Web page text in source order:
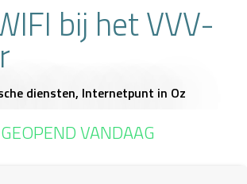
bij het VVV-
diensten, Internetpunt in Oz
GEOPEND VANDAAG